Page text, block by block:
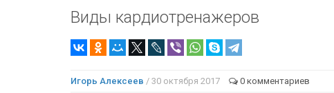
Виды кардиотренажеров
Игорь Алексеев / 30 октября 2017 0 комментариев